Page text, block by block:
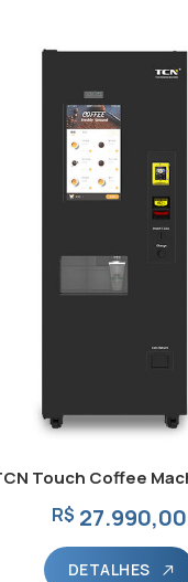
Touch Coffee
R$ 27.990,00
DETALHES